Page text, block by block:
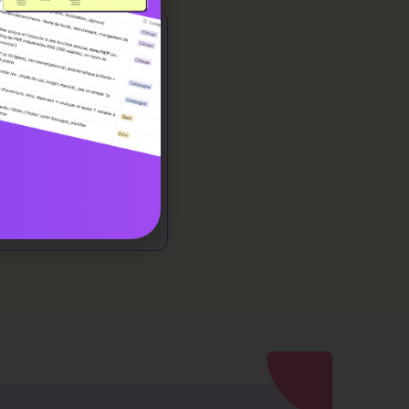
de vos bases
fonctions,
pour